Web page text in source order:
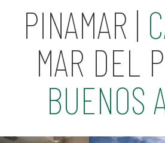
PINAMAR |
MAR DEL
BUENOS